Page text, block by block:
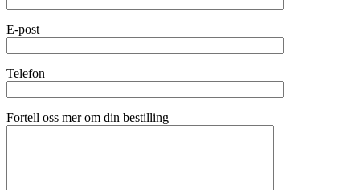
E-post
Telefon
Fortell oss mer om din bestilling